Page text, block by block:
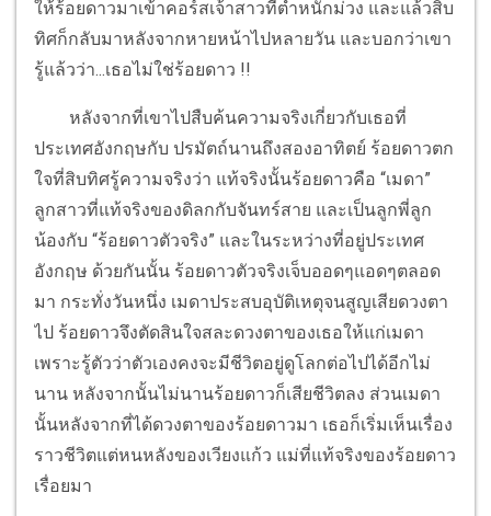
ให้ร้อยดาวมาเข้าคอร์สเจ้าสาวที่ตำหนักม่วง และแล้วสิบ
ทิศก็กลับมาหลังจากหายหน้าไปหลายวัน และบอกว่าเขา
รู้แล้วว่า...เธอไม่ใช่ร้อยดาว !!
หลังจากที่เขาไปสืบค้นความจริงเกี่ยวกับเธอที่
ประเทศอังกฤษกับ ปรมัตถ์นานถึงสองอาทิตย์ ร้อยดาวตก
ใจที่สิบทิศรู้ความจริงว่า แท้จริงนั้นร้อยดาวคือ “เมดา”
ลูกสาวที่แท้จริงของดิลกกับจันทร์สาย และเป็นลูกพี่ลูก
น้องกับ “ร้อยดาวตัวจริง” และในระหว่างที่อยู่ประเทศ
อังกฤษ ด้วยกันนั้น ร้อยดาวตัวจริงเจ็บออดๆแอดๆตลอด
มา กระทั่งวันหนึ่ง เมดาประสบอุบัติเหตุจนสูญเสียดวงตา
ไป ร้อยดาวจึงตัดสินใจสละดวงตาของเธอให้แก่เมดา
เพราะรู้ตัวว่าตัวเองคงจะมีชีวิตอยู่ดูโลกต่อไปได้อีกไม่
นาน หลังจากนั้นไม่นานร้อยดาวก็เสียชีวิตลง ส่วนเมดา
นั้นหลังจากที่ได้ดวงตาของร้อยดาวมา เธอก็เริ่มเห็นเรื่อง
ราวชีวิตแต่หนหลังของเวียงแก้ว แม่ที่แท้จริงของร้อยดาว
เรื่อยมา